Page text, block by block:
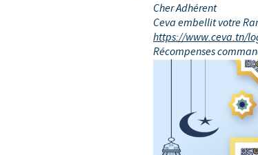
LE PROGRAMME
SYSTÈME
Cher Adhérent
Ceva embellit votre
https://www.ceva.tn/
Récompenses